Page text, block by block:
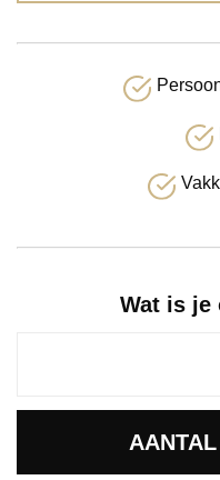
Wat is je